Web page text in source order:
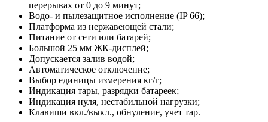
перерывах от 0 до 9 минут;
Водо- и пылезащитное исполнение (IP 66);
Платформа из нержавеющей стали;
Питание от сети или батарей;
Большой 25 мм ЖК-дисплей;
Допускается залив водой;
Автоматическое отключение;
Выбор единицы измерения кг/г;
Индикация тары, разрядки батареек;
Индикация нуля, нестабильной нагрузки;
Клавиши вкл./выкл., обнуление, учет тар.